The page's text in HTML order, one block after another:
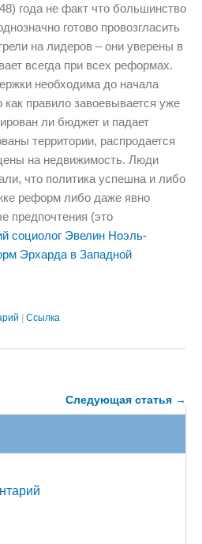
года не факт что большинство
готово провозгласить
на лидеров – они уверены в
всегда при всех реформах.
необходима до начала
правило завоевывается уже
ли бюджет и падает
территории, распродается
на недвижимость. Люди
что политика успешна и либо
реформ либо даже явно
предпочтения (это
социолог Эвелин Ноэль-
Эрхарда в Западной
| Ссылка
Следующая статья →